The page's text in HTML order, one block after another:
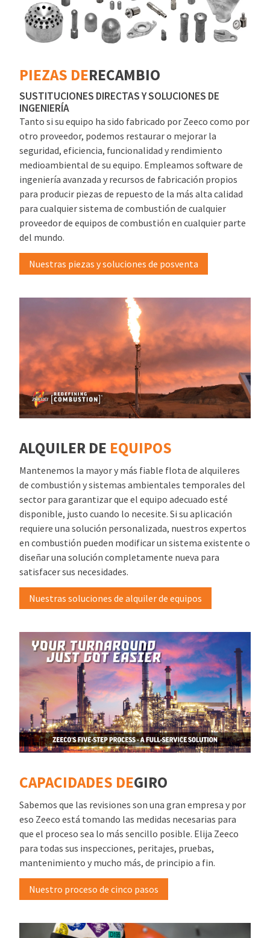
PIEZAS DERECAMBIO
SUSTITUCIONES DIRECTAS Y SOLUCIONES DE
INGENIERÍA
Tanto si su equipo ha sido fabricado por Zeeco como por
otro proveedor, podemos restaurar o mejorar la
seguridad, eficiencia, funcionalidad y rendimiento
medioambiental de su equipo. Empleamos software de
ingeniería avanzada y recursos de fabricación propios
para producir piezas de repuesto de la más alta calidad
para cualquier sistema de combustión de cualquier
proveedor de equipos de combustión en cualquier parte
del mundo.
Nuestras piezas y soluciones de posventa
ALQUILER DE EQUIPOS
Mantenemos la mayor y más fiable flota de alquileres
de combustión y sistemas ambientales temporales del
sector para garantizar que el equipo adecuado esté
disponible, justo cuando lo necesite. Si su aplicación
requiere una solución personalizada, nuestros expertos
en combustión pueden modificar un sistema existente o
diseñar una solución completamente nueva para
satisfacer sus necesidades.
Nuestras soluciones de alquiler de equipos
CAPACIDADES DEGIRO
Sabemos que las revisiones son una gran empresa y por
eso Zeeco está tomando las medidas necesarias para
que el proceso sea lo más sencillo posible. Elija Zeeco
para todas sus inspecciones, peritajes, pruebas,
mantenimiento y mucho más, de principio a fin.
Nuestro proceso de cinco pasos